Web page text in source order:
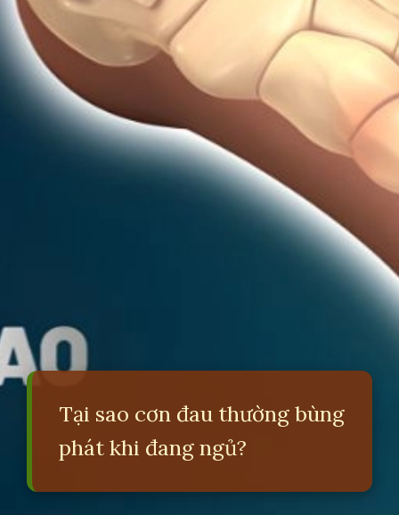
Tại sao cơn đau thường bùng
phát khi đang ngủ?